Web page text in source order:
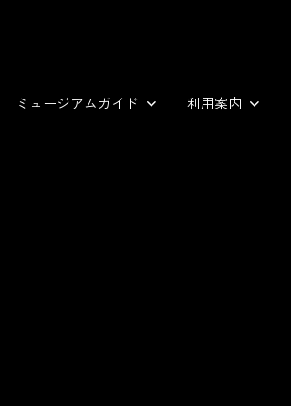
ミュージアムガイド 利用案内